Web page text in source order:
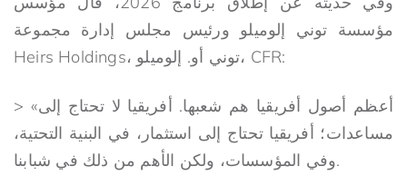
مؤسسة توني إلوميلو ورئيس مجلس إدارة مجموعة
Heirs Holdings، توني أو. إلوميلو، CFR:
> «أعظم أصول أفريقيا هم شعبها. أفريقيا لا تحتاج إلى
مساعدات؛ أفريقيا تحتاج إلى استثمار، في البنية التحتية،
وفي المؤسسات، ولكن الأهم من ذلك في شبابنا.